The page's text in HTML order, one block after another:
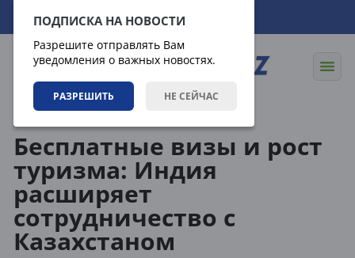
ПОДПИСКА НА НОВОСТИ
Разрешите отправлять Вам
уведомления о важных новостях.
РАЗРЕШИТЬ НЕ СЕЙЧАС
09.08.2026 00:41:11
Бесплатные визы и рост
туризма: Индия
расширяет
сотрудничество с
Казахстаном